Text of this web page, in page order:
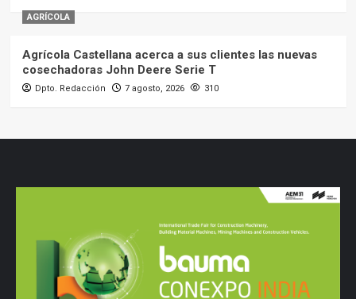
AGRÍCOLA
Agrícola Castellana acerca a sus clientes las nuevas
cosechadoras John Deere Serie T
Dpto. Redacción 7 agosto, 2026 310